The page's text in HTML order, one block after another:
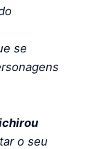
se
o seu